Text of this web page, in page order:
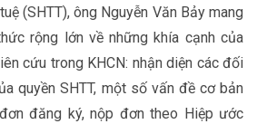
(SHTT), ông Nguyễn Văn Bảy mang
rộng lớn về những khía cạnh của
cứu trong KHCN: nhận diện các đối
quyền SHTT, một số vấn đề cơ bản
đăng ký, nộp đơn theo Hiệp ước